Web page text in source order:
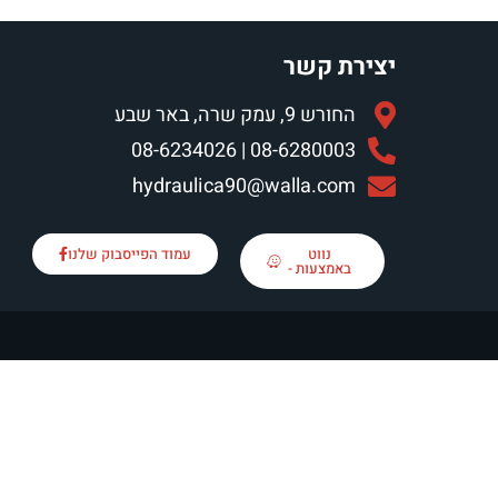
יצירת קשר
החורש 9, עמק שרה, באר שבע
08-6280003 | 08-6234026
hydraulica90@walla.com
נווט
באמצעות -
עמוד הפייסבוק שלנו